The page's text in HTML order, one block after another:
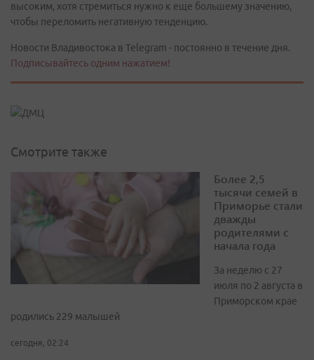
высоким, хотя стремиться нужно к еще большему значению,
чтобы переломить негативную тенденцию.
Новости Владивостока в Telegram - постоянно в течение дня.
Подписывайтесь одним нажатием!
Смотрите также
Более 2,5
тысячи семей в
Приморье стали
дважды
родителями с
начала года
За неделю с 27
июля по 2 августа в
Приморском крае
родились 229 малышей
сегодня, 02:24